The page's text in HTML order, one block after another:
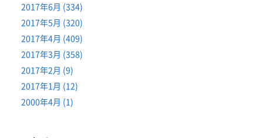
2017年6月 (334)
2017年5月 (320)
2017年4月 (409)
2017年3月 (358)
2017年2月 (9)
2017年1月 (12)
2000年4月 (1)